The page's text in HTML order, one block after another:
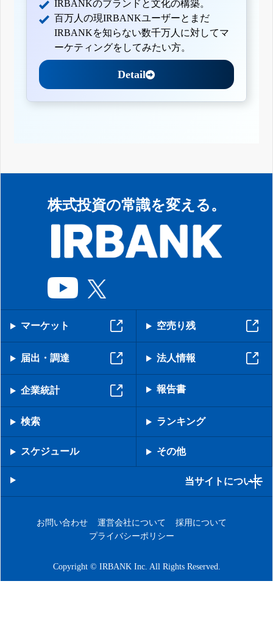
IRBANKのブランドと文化の構築。
百万人の現IRBANKユーザーとまだ
IRBANKを知らない数千万人に対してマ
ーケティングをしてみたい方。
Detail
株式投資の常識を変える。
マーケット 空売り残
届出・調達 法人情報
企業統計 報告書
検索 ランキング
スケジュール その他
当サイトについて
お問い合わせ 運営会社について
採用について
プライバシーポリシー
Copyright © IRBANK Inc. All Rights Reserved.